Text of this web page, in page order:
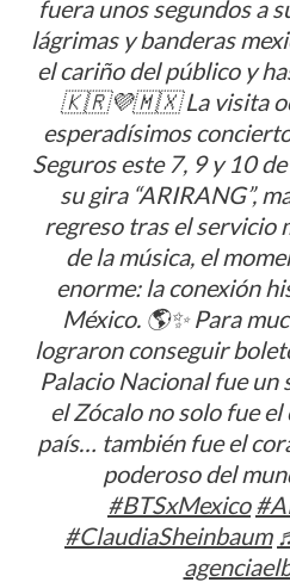
fuera unos segundos a
lágrimas y banderas
el cariño del público y
🇰🇷💜🇲🇽 La visita
esperadísimos
Seguros este 7, 9 y 10
su gira “ARIRANG”,
regreso tras el servicio
de la música, el
enorme: la conexión
México. 🌎✨ Para
lograron conseguir
Palacio Nacional fue un
el Zócalo no solo fue
país… también fue el
poderoso del
#BTSxMexico
#ClaudiaSheinbaum